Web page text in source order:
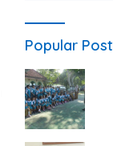
Popular Post